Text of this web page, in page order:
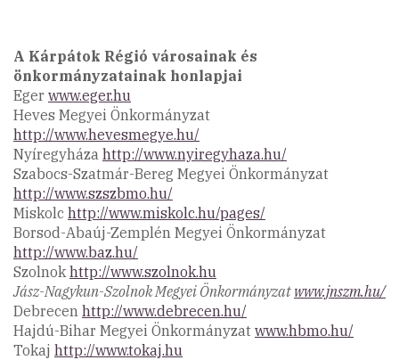
A Kárpátok Régió városainak és
önkormányzatainak honlapjai
Eger www.eger.hu
Heves Megyei Önkormányzat
http://www.hevesmegye.hu/
Nyíregyháza http://www.nyiregyhaza.hu/
Szabocs-Szatmár-Bereg Megyei Önkormányzat
http://www.szszbmo.hu/
Miskolc http://www.miskolc.hu/pages/
Borsod-Abaúj-Zemplén Megyei Önkormányzat
http://www.baz.hu/
Szolnok http://www.szolnok.hu
Jász-Nagykun-Szolnok Megyei Önkormányzat www.jnszm.hu/
Debrecen http://www.debrecen.hu/
Hajdú-Bihar Megyei Önkormányzat www.hbmo.hu/
Tokaj http://www.tokaj.hu